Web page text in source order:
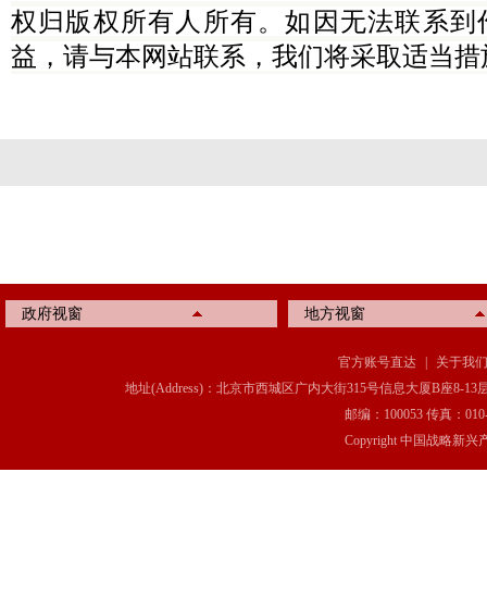
权归版权所有人所有。如因无法联系到
益，请与本网站联系，我们将采取适当措
政府视窗 地方视窗
官方账号直达
关于我们
地址(Address)：北京市西城区广内大街315号信息大厦B座8-13
邮编：100053 传真：
Copyright 中国战略新兴